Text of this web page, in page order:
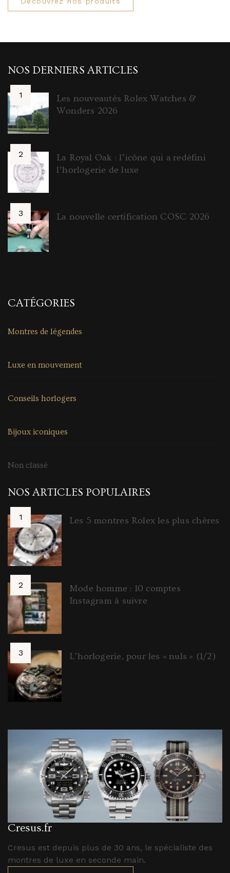
NOS DERNIERS ARTICLES
Les nouveautés Rolex Watches &
Wonders 2026
La Royal Oak : l’icône qui a redéfini
l’horlogerie de luxe
La nouvelle certification COSC 2026
CATÉGORIES
Montres de légendes
Luxe en mouvement
Conseils horlogers
Bijoux iconiques
Non classé
NOS ARTICLES POPULAIRES
Les 5 montres Rolex les plus chères
Mode homme : 10 comptes
Instagram à suivre
L’horlogerie, pour les « nuls » (1/2)
Cresus.fr
Cresus est depuis plus de 30 ans, le spécialiste des
montres de luxe en seconde main.